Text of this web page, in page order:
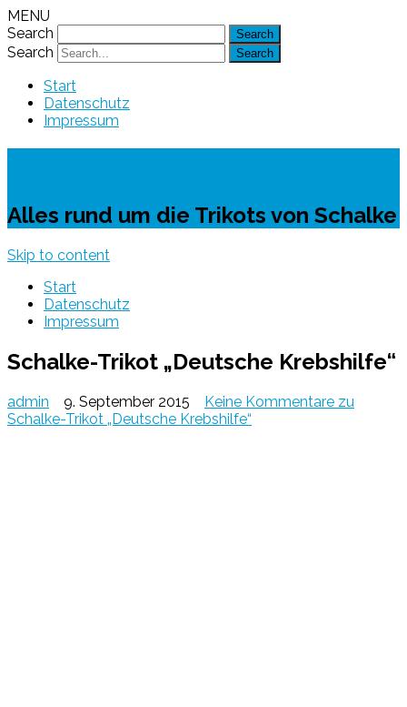
MENU
Search
Search
Start
Datenschutz
Impressum
Alles rund um die Trikots von Schalke
Skip to content
Start
Datenschutz
Impressum
Schalke-Trikot „Deutsche Krebshilfe“
admin 9. September 2015 Keine Kommentare zu
Schalke-Trikot „Deutsche Krebshilfe“